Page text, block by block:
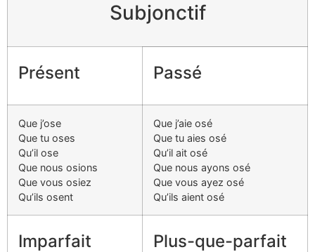
Subjonctif
Présent Passé
Que j’ose
Que tu oses
Qu’il ose
Que nous osions
Que vous osiez
Qu’ils osent
Que j’aie osé
Que tu aies osé
Qu’il ait osé
Que nous ayons osé
Que vous ayez osé
Qu’ils aient osé
Imparfait Plus-que-parfait